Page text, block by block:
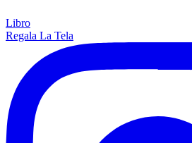
Libro
Regala La Tela